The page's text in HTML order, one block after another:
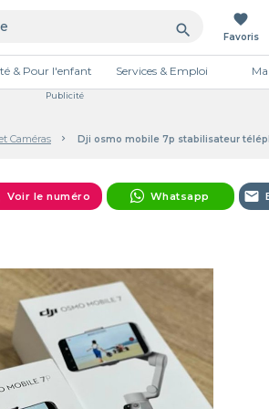
search
favorite
Favoris
& Pour l'enfant Services & Emploi
Publicité
Caméras Dji osmo mobile 7p stabilisateur
Voir le numéro Whatsapp email